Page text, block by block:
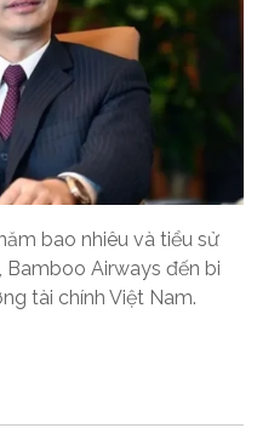
bao nhiêu và tiểu sử
Airways đến bi
tài chính Việt Nam.